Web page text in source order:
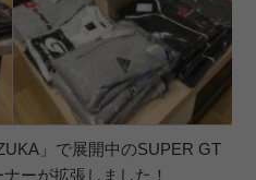
」で展開中のSUPER GT
ーが拡張しました！